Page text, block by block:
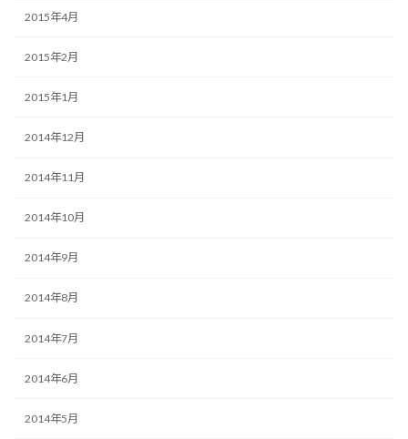
2015年4月
2015年2月
2015年1月
2014年12月
2014年11月
2014年10月
2014年9月
2014年8月
2014年7月
2014年6月
2014年5月